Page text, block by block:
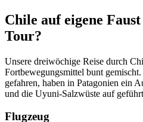
Chile auf eigene
Tour?
Unsere dreiwöchige Reise durch
Fortbewegungsmittel bunt
gefahren, haben in Patagonien ein
und die Uyuni-Salzwüste auf
Flugzeug